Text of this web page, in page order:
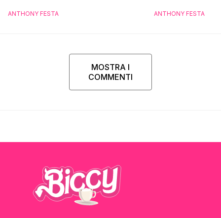
ANTHONY FESTA ANTHONY FESTA
MOSTRA I
COMMENTI